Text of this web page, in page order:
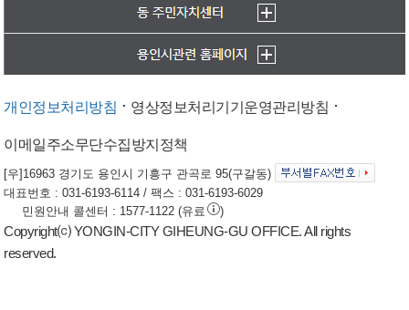
개인정보처리방침 영상정보처리기기운영관리방침
이메일주소무단수집방지정책
[우]16963 경기도 용인시 기흥구 관곡로 95(구갈동)
대표번호 : 031-6193-6114 / 팩스 : 031-6193-6029
민원안내 콜센터 : 1577-1122 (유료
)
Copyright⒞ YONGIN-CITY GIHEUNG-GU OFFICE. All rights
reserved.